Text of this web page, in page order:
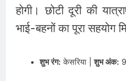
होगी। छोटी दूरी की
भाई-बहनों का पूरा सहयोग
शुभ रंग: केसरिया |शुभ अंक: 9